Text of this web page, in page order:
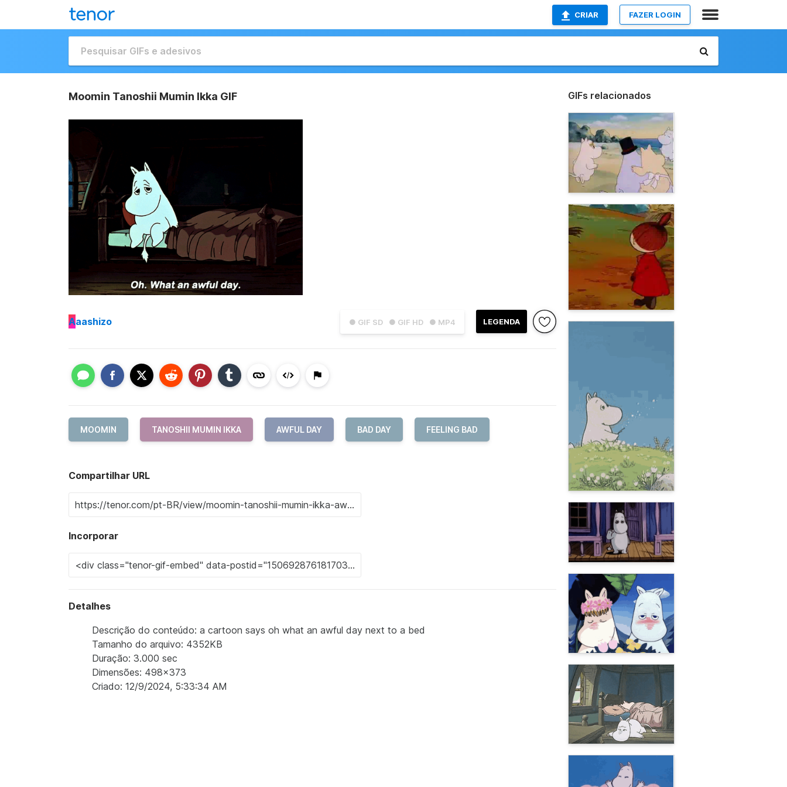
CRIAR FAZER LOGIN
Moomin Tanoshii Mumin Ikka GIF
● GIF SD ● GIF HD ● MP4 LEGENDA
Aaashizo
MOOMIN TANOSHII MUMIN IKKA AWFUL DAY BAD DAY FEELING BAD
Compartilhar URL
Incorporar
Detalhes
Descrição do conteúdo: a cartoon says oh what an awful day next to a bed
Tamanho do arquivo: 4352KB
Duração: 3.000 sec
Dimensões: 498x373
Criado: 12/9/2024, 5:33:34 AM
GIFs relacionados